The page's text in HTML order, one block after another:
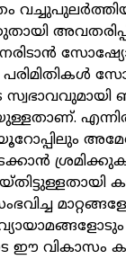
വികാസം